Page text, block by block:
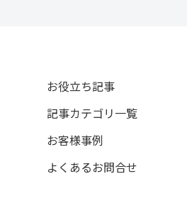
お役立ち記事
記事カテゴリ一覧
お客様事例
よくあるお問合せ